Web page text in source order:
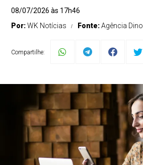
08/07/2026 às 17h46
Por:WK Notícias Fonte:Agência Dino
Compartilhe: